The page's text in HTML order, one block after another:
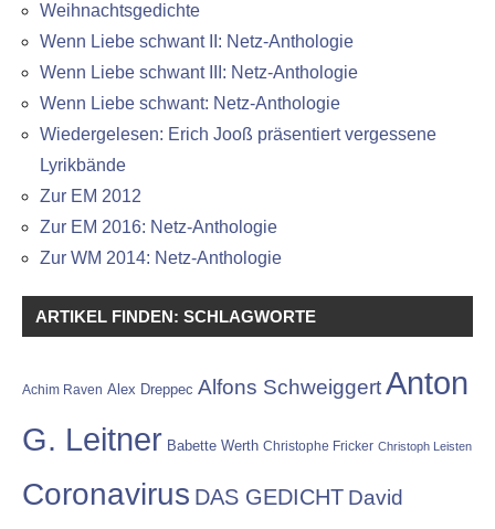
Weihnachtsgedichte
Wenn Liebe schwant II: Netz-Anthologie
Wenn Liebe schwant III: Netz-Anthologie
Wenn Liebe schwant: Netz-Anthologie
Wiedergelesen: Erich Jooß präsentiert vergessene
Lyrikbände
Zur EM 2012
Zur EM 2016: Netz-Anthologie
Zur WM 2014: Netz-Anthologie
ARTIKEL FINDEN: SCHLAGWORTE
Achim Raven Alex Dreppec Alfons SchweiggertAnton
G. Leitner Babette Werth Christophe Fricker Christoph Leisten
Coronavirus DAS GEDICHT David